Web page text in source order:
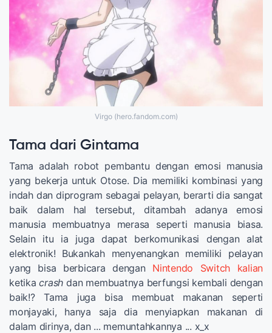
Virgo (hero.fandom.com)
Tama dari Gintama
Tama adalah robot pembantu dengan emosi manusia
yang bekerja untuk Otose. Dia memiliki kombinasi yang
indah dan diprogram sebagai pelayan, berarti dia sangat
baik dalam hal tersebut, ditambah adanya emosi
manusia membuatnya merasa seperti manusia biasa.
Selain itu ia juga dapat berkomunikasi dengan alat
elektronik! Bukankah menyenangkan memiliki pelayan
yang bisa berbicara dengan Nintendo Switch kalian
ketikacrash dan membuatnya berfungsi kembali dengan
baik!? Tama juga bisa membuat makanan seperti
monjayaki, hanya saja dia menyiapkan makanan di
dalam dirinya, dan ... memuntahkannya ... x_x